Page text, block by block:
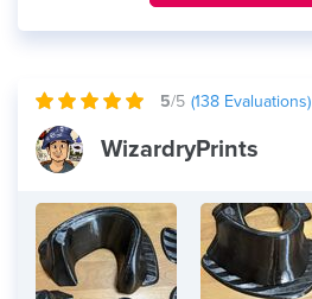
5/5 (138 Evaluations)
WizardryPrints